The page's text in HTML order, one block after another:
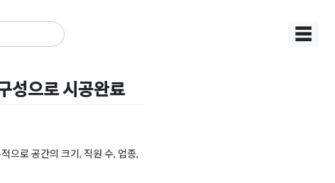
☰
성으로 시공완료
으로 공간의 크기, 직원 수, 업종,